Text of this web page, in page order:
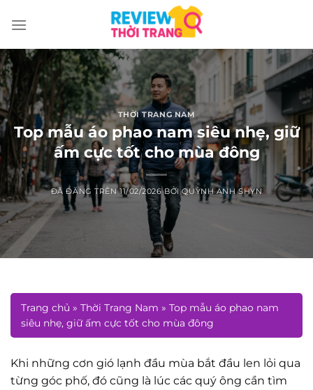
đến
dung
THỜI TRANG NAM
Top mẫu áo phao nam siêu nhẹ, giữ
ấm cực tốt cho mùa đông
ĐÃ ĐĂNG TRÊN11/02/2026 BỞIQUỲNH ANH SHYN
Trang chủ » Thời Trang Nam » Top mẫu áo phao nam
siêu nhẹ, giữ ấm cực tốt cho mùa đông
Khi những cơn gió lạnh đầu mùa bắt đầu len lỏi qua
từng góc phố, đó cũng là lúc các quý ông cần tìm